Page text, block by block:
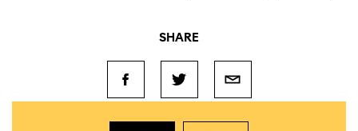
SHARE